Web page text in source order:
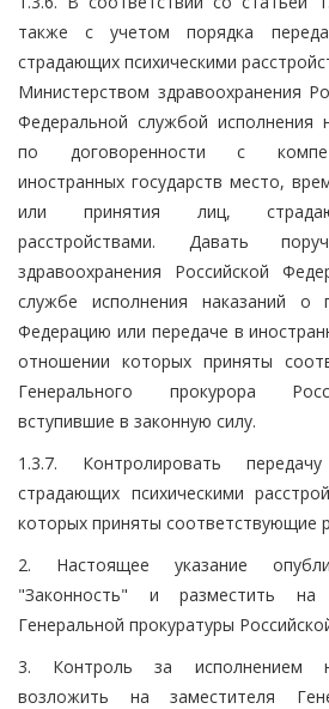
также с учетом порядка
страдающих психическими
Министерством здравоохранения
Федеральной службой исполнения
по договоренности с
иностранных государств место,
или принятия лиц,
расстройствами. Давать
здравоохранения Российской
службе исполнения наказаний о
Федерацию или передаче в
отношении которых приняты
Генерального прокурора
вступившие в законную силу.
1.3.7. Контролировать
страдающих психическими
которых приняты соответствующие
2. Настоящее указание
"Законность" и разместить на
Генеральной прокуратуры
3. Контроль за исполнением
возложить на заместителя